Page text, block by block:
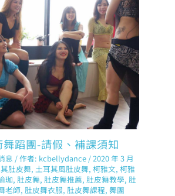
蹈團-請假、補課須知
息 / 作者: kcbellydance /2020 年 3 月
肚皮舞, 土耳其風肚皮舞,柯雅文,柯雅
珈, 肚皮舞, 肚皮舞推薦, 肚皮舞教學, 肚
老師, 肚皮舞衣服, 肚皮舞課程,舞團